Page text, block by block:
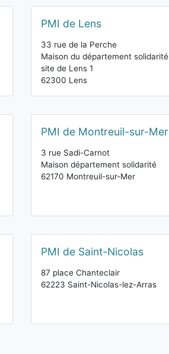
PMI de Lens
33 rue de la Perche
Maison du département solidarité
site de Lens 1
62300 Lens
PMI de Montreuil-sur-Mer
3 rue Sadi-Carnot
Maison département solidarité
62170 Montreuil-sur-Mer
PMI de Saint-Nicolas
87 place Chanteclair
62223 Saint-Nicolas-lez-Arras